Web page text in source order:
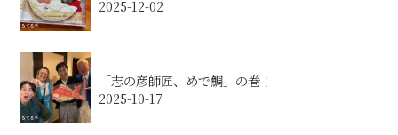
2025-12-02
「志の彦師匠、めで鯛」の巻！
2025-10-17